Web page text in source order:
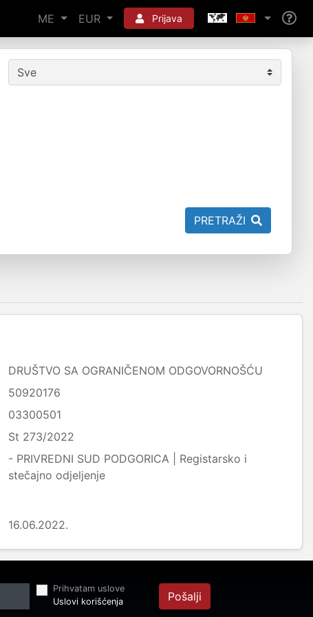
ME EUR Prijava
PRETRAŽI
DRUŠTVO SA OGRANIČENOM ODGOVORNOŠĆU
50920176
03300501
St 273/2022
- PRIVREDNI SUD PODGORICA | Registarsko i
stečajno odjeljenje
16.06.2022.
Prihvatam uslove
Uslovi korišćenja
Pošalji